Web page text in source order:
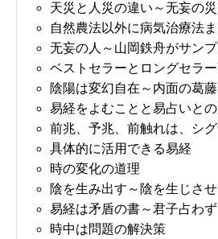
天災と人災の違い～无妄の
自然農法以外に病気治療法
无妄の人～山岡鉄舟がサンプ
ベストセラーとロングセラ
陰陽は変幻自在～内面の葛
易経をよむことと易占いと
前兆、予兆、前触れは、シ
具体的に活用できる易経
時の変化の道理
陰を生み出す～陰を生じさ
易経は矛盾の書～君子占わず
時中は問題の解決策